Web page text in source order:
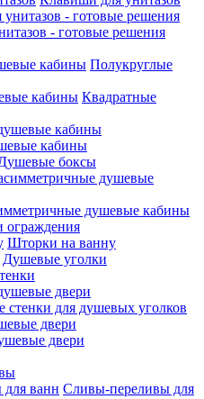
- готовые решения
Полукруглые
Квадратные
кабины
боксы
душевые кабины
ограждения
Шторки на ванну
Душевые уголки
двери
для душевых уголков
двери
двери
Сливы-переливы для